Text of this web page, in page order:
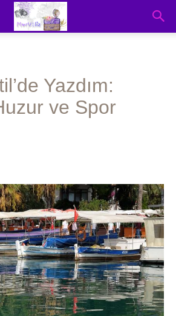
Yazdım:
ve Spor